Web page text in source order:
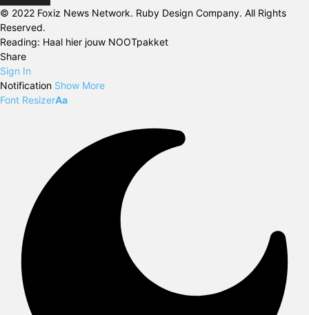
© 2022 Foxiz News Network. Ruby Design Company. All Rights
Reserved.
Reading: Haal hier jouw NOOTpakket
Share
Sign In
Notification Show More
Font ResizerAa